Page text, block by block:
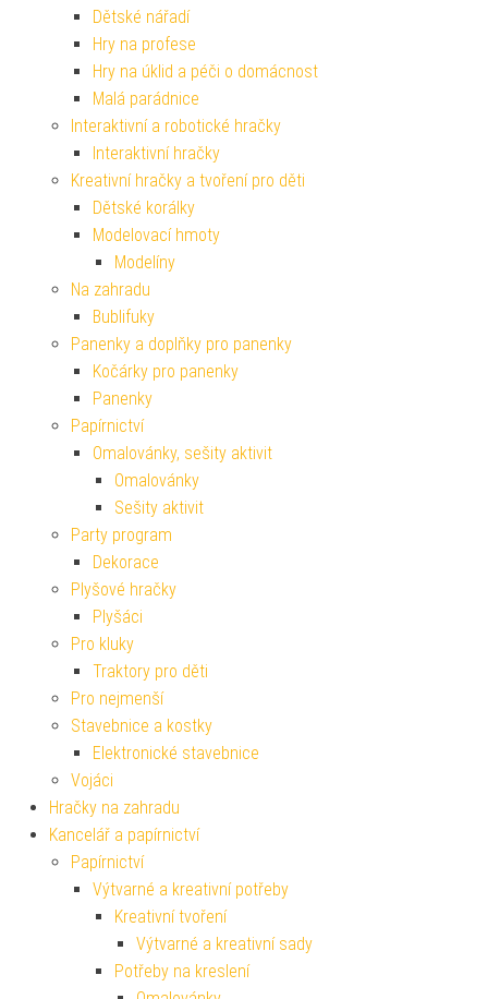
Dětské nářadí
Hry na profese
Hry na úklid a péči o domácnost
Malá parádnice
Interaktivní a robotické hračky
Interaktivní hračky
Kreativní hračky a tvoření pro děti
Dětské korálky
Modelovací hmoty
Modelíny
Na zahradu
Bublifuky
Panenky a doplňky pro panenky
Kočárky pro panenky
Panenky
Papírnictví
Omalovánky, sešity aktivit
Omalovánky
Sešity aktivit
Party program
Dekorace
Plyšové hračky
Plyšáci
Pro kluky
Traktory pro děti
Pro nejmenší
Stavebnice a kostky
Elektronické stavebnice
Vojáci
Hračky na zahradu
Kancelář a papírnictví
Papírnictví
Výtvarné a kreativní potřeby
Kreativní tvoření
Výtvarné a kreativní sady
Potřeby na kreslení